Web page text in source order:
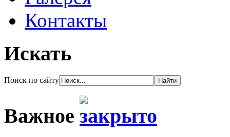
Контакты
Искать
Поиск по сайту
Важное